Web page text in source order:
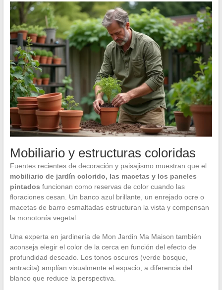
Mobiliario y estructuras coloridas
Fuentes recientes de decoración y paisajismo muestran que el
mobiliario de jardín colorido, las macetas y los paneles
pintados funcionan como reservas de color cuando las
floraciones cesan. Un banco azul brillante, un enrejado ocre o
macetas de barro esmaltadas estructuran la vista y compensan
la monotonía vegetal.
Una experta en jardinería de Mon Jardin Ma Maison también
aconseja elegir el color de la cerca en función del efecto de
profundidad deseado. Los tonos oscuros (verde bosque,
antracita) amplían visualmente el espacio, a diferencia del
blanco que reduce la perspectiva.